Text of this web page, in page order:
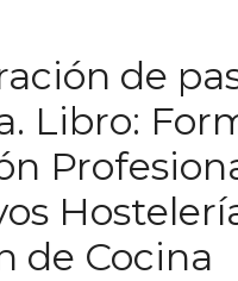
de
Libro:
de Cocina